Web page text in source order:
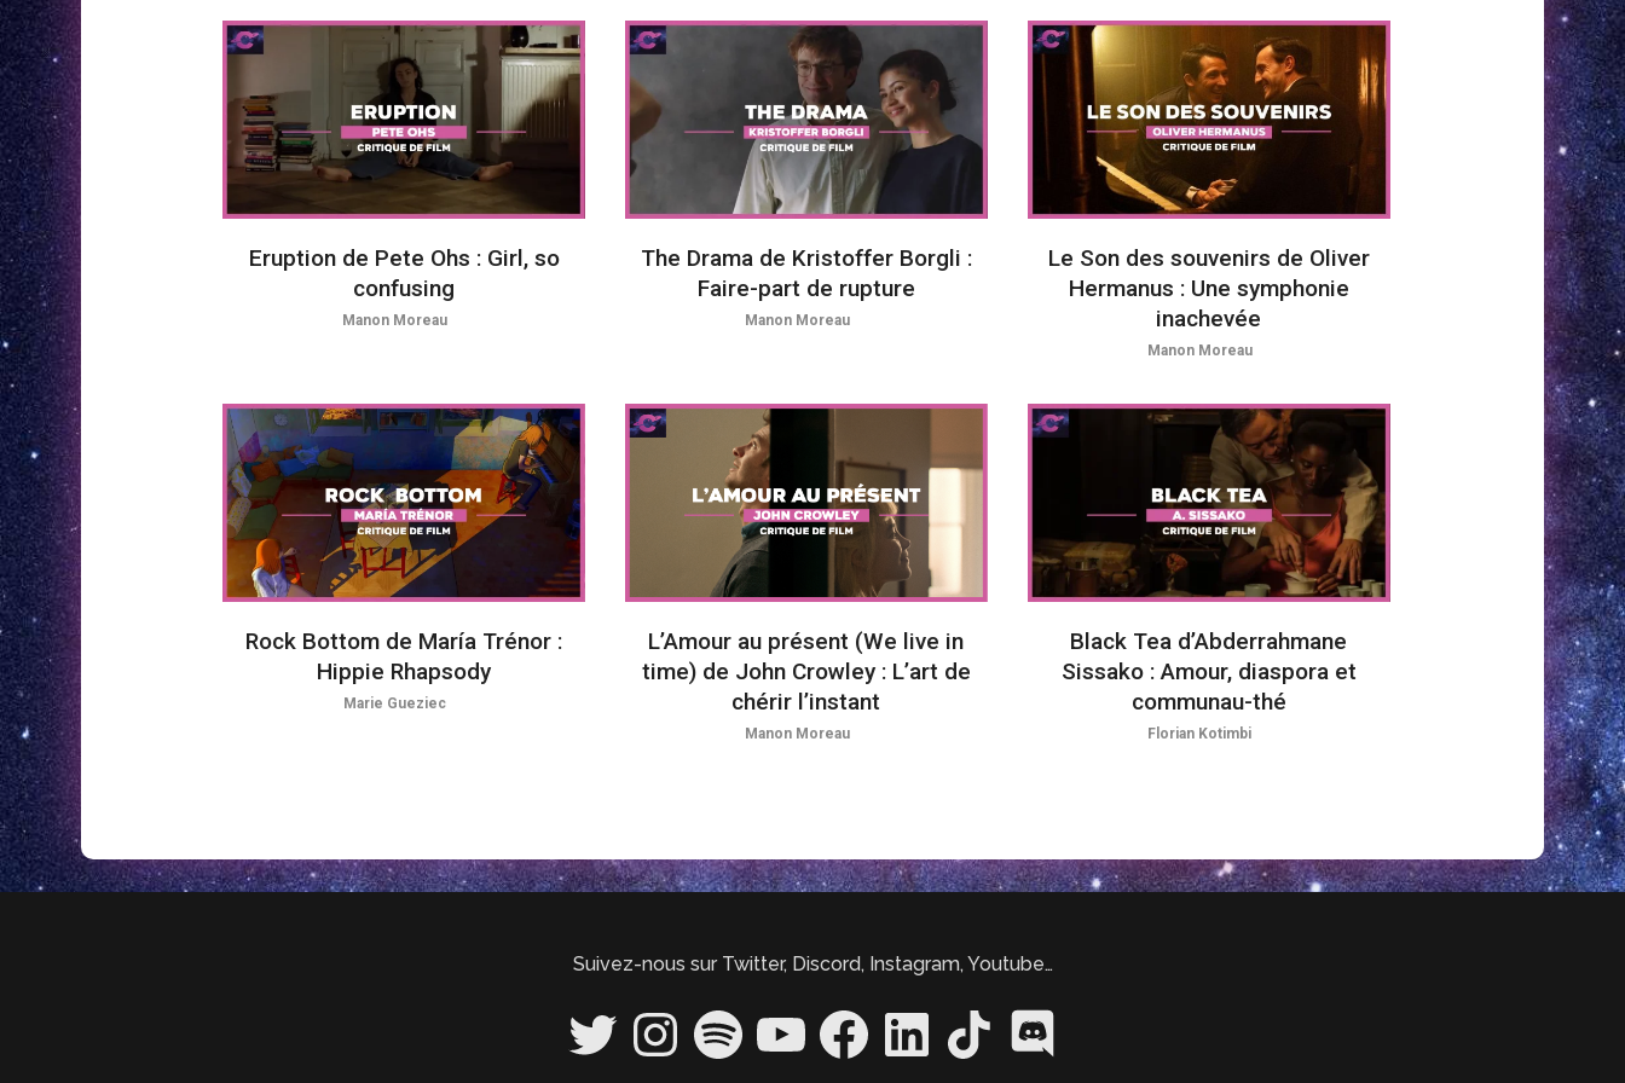
Eruption de Pete Ohs : Girl, so
confusing
Manon Moreau
The Drama de Kristoffer Borgli :
Faire-part de rupture
Manon Moreau
Le Son des souvenirs de Oliver
Hermanus : Une symphonie
inachevée
Manon Moreau
Rock Bottom de María Trénor :
Hippie Rhapsody
Marie Gueziec
L’Amour au présent (We live in
time) de John Crowley : L’art de
chérir l’instant
Manon Moreau
Black Tea d’Abderrahmane
Sissako : Amour, diaspora et
communau-thé
Florian Kotimbi
Suivez-nous sur Twitter, Discord, Instagram, Youtube…
Twitter InstagramSpotify YouTube FacebookLinkedIn TikTok Discord